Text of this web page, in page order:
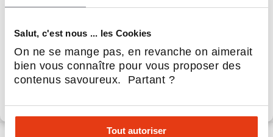
Salut, c'est nous ... les Cookies
On ne se mange pas, en revanche on aimerait
bien vous connaître pour vous proposer des
contenus savoureux. Partant ?
Tout autoriser
La qualité de l'air au service du frais
Apport personnel :5 000 €